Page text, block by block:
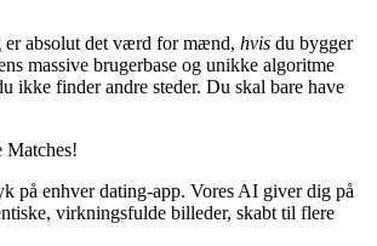
er absolut det værd for mænd, hvis du bygger
massive brugerbase og unikke algoritme
ikke finder andre steder. Du skal bare have
Matches!
på enhver dating-app. Vores AI giver dig på
virkningsfulde billeder, skabt til flere